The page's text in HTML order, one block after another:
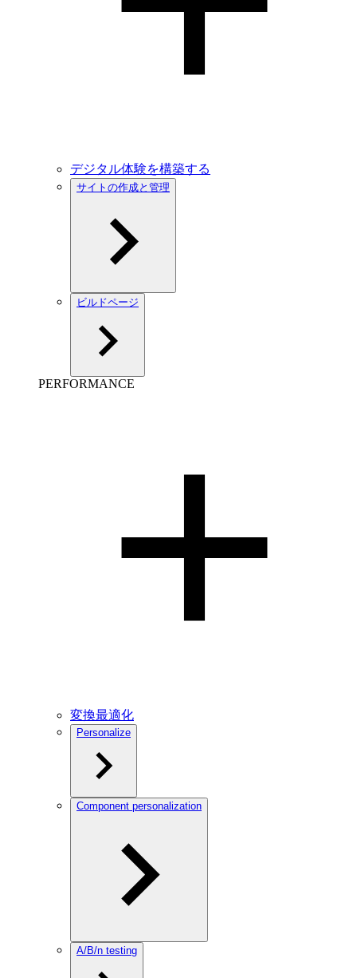
デジタル体験を構築する
サイトの作成と管理
ビルドページ
PERFORMANCE
変換最適化
Personalize
Component personalization
A/B/n testing